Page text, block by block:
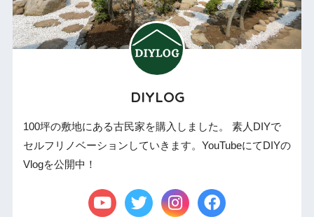
DIYLOG
100坪の敷地にある古民家を購入しました。 素人DIYで
セルフリノベーションしていきます。YouTubeにてDIYの
Vlogを公開中！